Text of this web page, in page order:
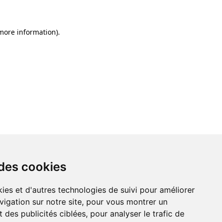
cookies
et d'autres technologies de suivi pour améliorer
sur notre site, pour vous montrer un
des publicités ciblées, pour analyser le trafic de
information).